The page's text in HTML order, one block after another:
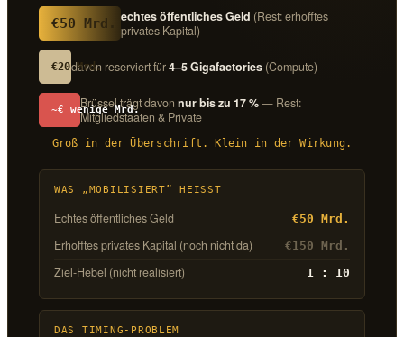
€50 Mrd. echtes öffentliches Geld (Rest: erhofftes
privates Kapital)
€20 Mrd.
davon reserviert für4–5 Gigafactories (Compute)
~€ wenige Mrd.
Brüssel trägt davon nur bis zu 17 %— Rest:
Mitgliedstaaten & Private
Groß in der Überschrift. Klein in der Wirkung.
WAS „MOBILISIERT” HEISST
Echtes öffentliches Geld €50 Mrd.
Erhofftes privates Kapital (noch nicht da) €150 Mrd.
Ziel-Hebel (nicht realisiert) 1 : 10
DAS TIMING-PROBLEM